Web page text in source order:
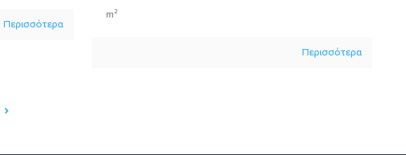
Περισσότερα
m²
Περισσότερα